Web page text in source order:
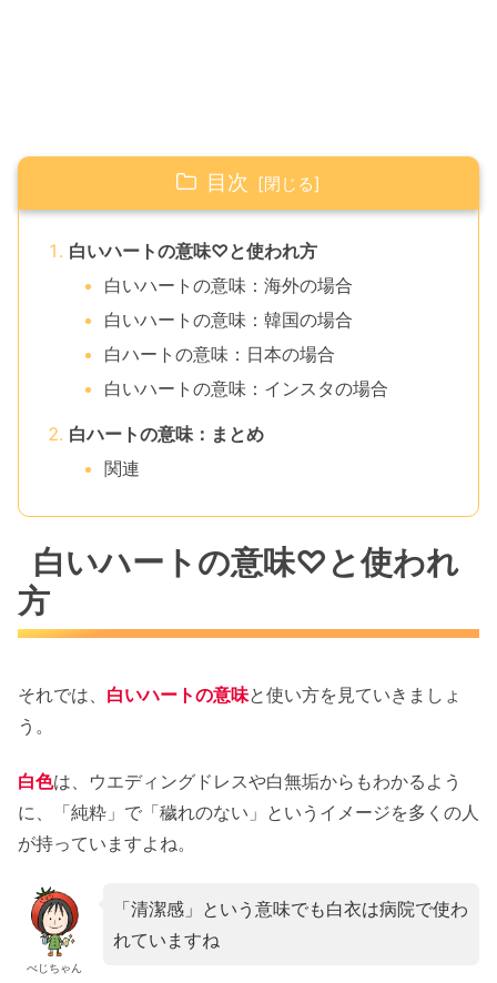
目次
白いハートの意味♡と使われ方
白いハートの意味：海外の場合
白いハートの意味：韓国の場合
白ハートの意味：日本の場合
白いハートの意味：インスタの場合
白ハートの意味：まとめ
関連
白いハートの意味♡と使われ
方
それでは、 白いハートの意味と使い方を見ていきましょ
う。
白色は、ウエディングドレスや白無垢からもわかるよう
に、「純粋」で「穢れのない」というイメージを多くの人
が持っていますよね。
べじちゃん
「清潔感」という意味でも白衣は病院で使わ
れていますね